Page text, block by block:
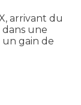
arrivant du
une
un gain de